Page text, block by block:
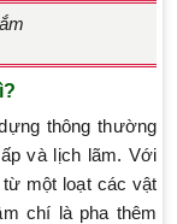
thông thường
và lịch lãm. Với
một loạt các vật
chí là pha thêm